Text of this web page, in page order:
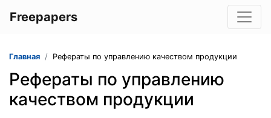
Freepapers
Главная Рефераты по управлению качеством продукции
Рефераты по управлению
качеством продукции